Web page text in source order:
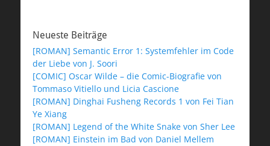
Neueste Beiträge
[ROMAN] Semantic Error 1: Systemfehler im Code
der Liebe von J. Soori
[COMIC] Oscar Wilde – die Comic-Biografie von
Tommaso Vitiello und Licia Cascione
[ROMAN] Dinghai Fusheng Records 1 von Fei Tian
Ye Xiang
[ROMAN] Legend of the White Snake von Sher Lee
[ROMAN] Einstein im Bad von Daniel Mellem